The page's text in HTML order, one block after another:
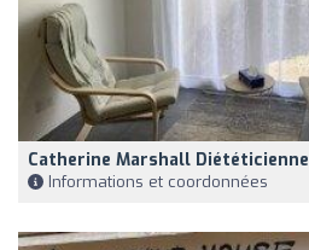
Catherine Marshall Diététicienne
Informations et coordonnées